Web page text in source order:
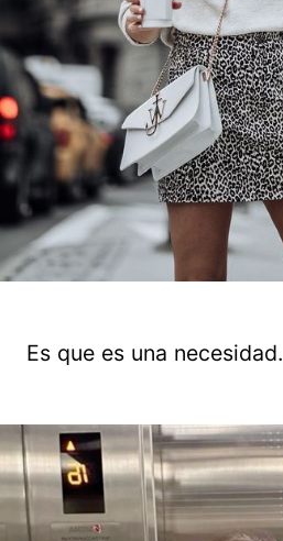
Es que es una necesidad.